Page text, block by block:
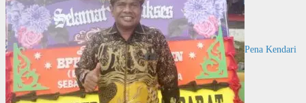
Pena Kendari